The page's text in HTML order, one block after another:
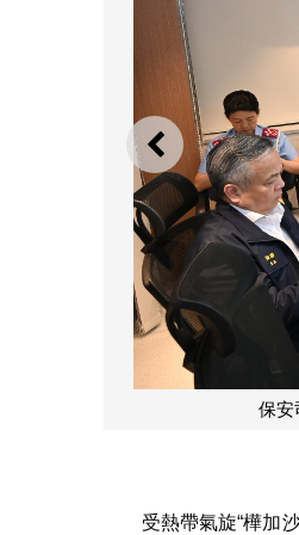
上一則
保安
受熱帶氣旋“樺加